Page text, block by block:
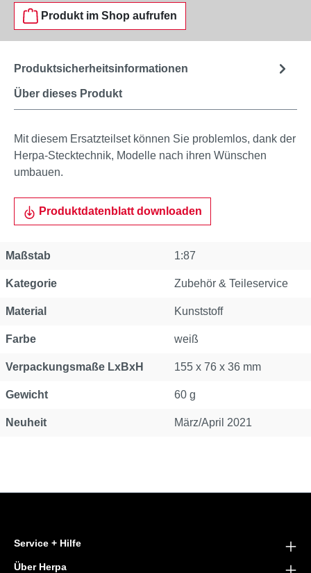
Produkt im Shop aufrufen
Über dieses Produkt
Produktsicherheitsinformationen
Mit diesem Ersatzteilset können Sie problemlos, dank der
Herpa-Stecktechnik, Modelle nach ihren Wünschen
umbauen.
Produktdatenblatt downloaden
Maßstab 1:87
Kategorie Zubehör & Teileservice
Material Kunststoff
Farbe weiß
Verpackungsmaße LxBxH 155 x 76 x 36 mm
Gewicht 60 g
Neuheit März/April 2021
Service + Hilfe
Über Herpa